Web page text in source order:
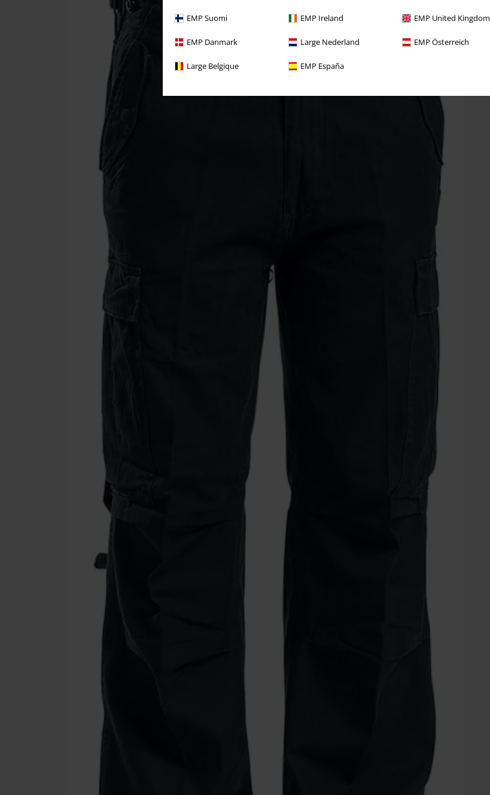
EMP Suomi EMP Ireland EMP United Kingdom
EMP Danmark Large Nederland EMP Österreich
Large Belgique EMP España